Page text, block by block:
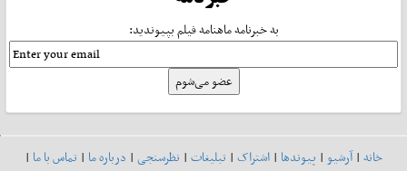
به خبرنامه ماهنامه فیلم بپیوندید:
خانه|آرشیو| پیوندها| اشتراک| تبلیغات| نظرسنجی| درباره ما| تماس با ما|